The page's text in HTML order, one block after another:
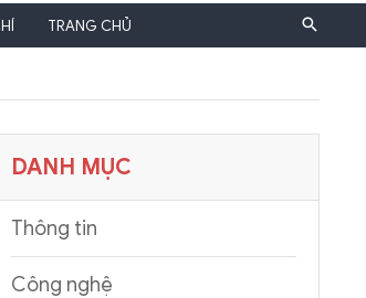
TRANG CHỦ
DANH MỤC
Thông tin
Công nghệ